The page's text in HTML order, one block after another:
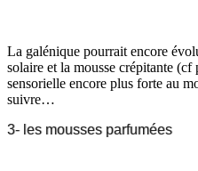
La galénique pourrait encore
solaire et la mousse crépitante
sensorielle encore plus forte au
suivre…
3- les mousses parfumées